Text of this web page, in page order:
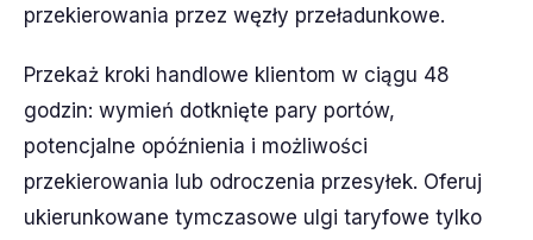
przekierowania przez węzły przeładunkowe.
Przekaż kroki handlowe klientom w ciągu 48
godzin: wymień dotknięte pary portów,
potencjalne opóźnienia i możliwości
przekierowania lub odroczenia przesyłek. Oferuj
ukierunkowane tymczasowe ulgi taryfowe tylko